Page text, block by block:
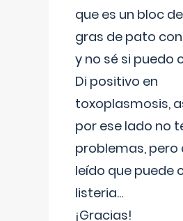
que es un bloc
gras de pato
y no sé si puedo
Di positivo en
toxoplasmosis,
por ese lado no
problemas, pero
leído que puede
listeria...
¡Gracias!